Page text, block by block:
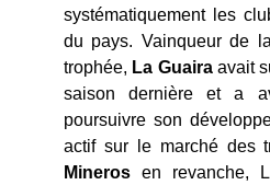
systématiquement les
du pays. Vainqueur de
trophée, La Guairaavait
saison dernière et a
poursuivre son
actif sur le marché des
Mineros en revanche,